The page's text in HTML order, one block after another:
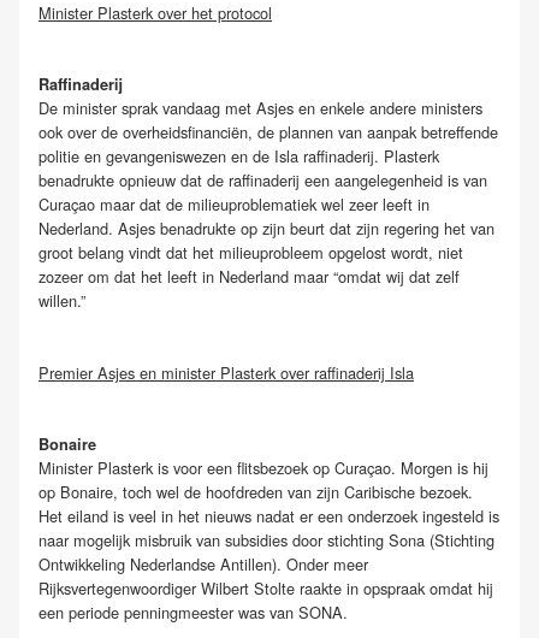
Minister Plasterk over het protocol
Raffinaderij
De minister sprak vandaag met Asjes en enkele andere ministers
ook over de overheidsfinanciën, de plannen van aanpak betreffende
politie en gevangeniswezen en de Isla raffinaderij. Plasterk
benadrukte opnieuw dat de raffinaderij een aangelegenheid is van
Curaçao maar dat de milieuproblematiek wel zeer leeft in
Nederland. Asjes benadrukte op zijn beurt dat zijn regering het van
groot belang vindt dat het milieuprobleem opgelost wordt, niet
zozeer om dat het leeft in Nederland maar “omdat wij dat zelf
willen.”
Premier Asjes en minister Plasterk over raffinaderij Isla
Bonaire
Minister Plasterk is voor een flitsbezoek op Curaçao. Morgen is hij
op Bonaire, toch wel de hoofdreden van zijn Caribische bezoek.
Het eiland is veel in het nieuws nadat er een onderzoek ingesteld is
naar mogelijk misbruik van subsidies door stichting Sona (Stichting
Ontwikkeling Nederlandse Antillen). Onder meer
Rijksvertegenwoordiger Wilbert Stolte raakte in opspraak omdat hij
een periode penningmeester was van SONA.